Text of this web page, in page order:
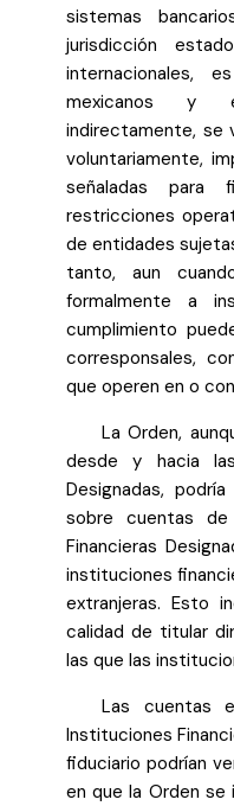
sistemas
jurisdicción
internacionales,
mexicanos y
indirectamente, se
voluntariamente,
señaladas para
restricciones
de entidades
tanto, aun
formalmente a
cumplimiento
corresponsales,
que operen en o
La Orden,
desde y hacia
Designadas,
sobre cuentas
Financieras
instituciones
extranjeras. Esto
calidad de titular
las que las
Las cuentas
Instituciones
fiduciario podrían
en que la Orden